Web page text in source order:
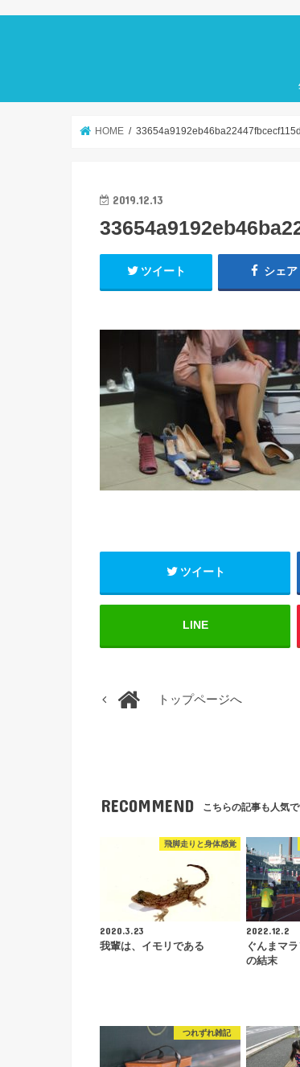
HOME
2019.12.13
ツイート シェア
ツイート
LINE
トップページへ
RECOMMEND こちらの記事も人気で
飛脚走りと身体感覚
2020.3.23
我輩は、イモリである
2022.12.2
ぐんまマ
の結末
つれずれ雑記